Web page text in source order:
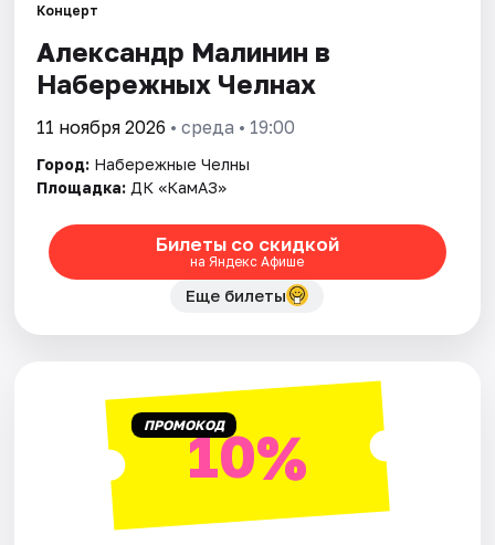
Рейтинги
Концерт
Александр Малинин в
Набережных Челнах
11 ноября 2026 • среда • 19:00
Город: Набережные Челны
Площадка: ДК «КамАЗ»
Билеты со скидкой
на Яндекс Афише
Еще билеты
ПРОМОКОД10%